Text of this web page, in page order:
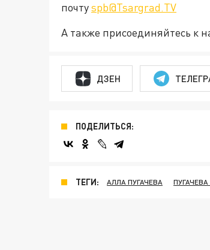
почтуspb@Tsargrad.TV
А также присоединяйтесь к
ДЗЕН
ПОДЕЛИТЬСЯ:
ТЕГИ: АЛЛА ПУГАЧЕВА